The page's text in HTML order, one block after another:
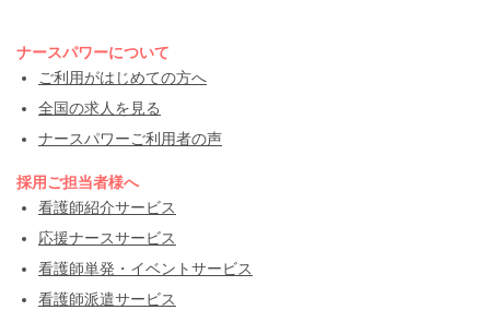
ナースパワーについて
ご利用がはじめての方へ
全国の求人を見る
ナースパワーご利用者の声
採用ご担当者様へ
看護師紹介サービス
応援ナースサービス
看護師単発・イベントサービス
看護師派遣サービス